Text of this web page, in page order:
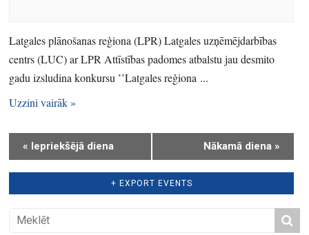
s
N
a
v
g
a
t
i
o
t
i
o
n
Latgales plānošanas reģiona (LPR) Latgales uzņēmējdarbības
centrs (LUC) ar LPR Attīstības padomes atbalstu jau desmito
gadu izsludina konkursu ’’Latgales reģiona ...
Uzzini vairāk »
« Iepriekšējā diena Nākamā diena »
+ EXPORT EVENTS